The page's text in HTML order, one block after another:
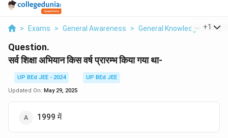
> Exams > General Awareness > General Knowledge >
+1
Question.
सर्व शिक्षा अभियान किस वर्ष प्रारम्भ किया गया था-
UP BEd JEE - 2024
UP BEd JEE
Updated On: May 29, 2025
1999 में